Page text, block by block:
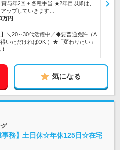
与年2回＋各種手当 ★2年目以降は、
ップしていきます…
万円
】＼20～30代活躍中／◆要普通免許（A
いただければOK ）★「変わりたい」
気になる
事務】土日休☆年休125日☆在宅